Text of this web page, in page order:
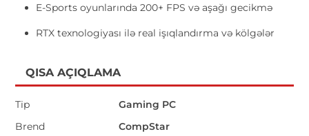
E-Sports oyunlarında 200+ FPS və aşağı gecikmə
RTX texnologiyası ilə real işıqlandırma və kölgələr
QISA AÇIQLAMA
Tip
Gaming PC
Brend
CompStar